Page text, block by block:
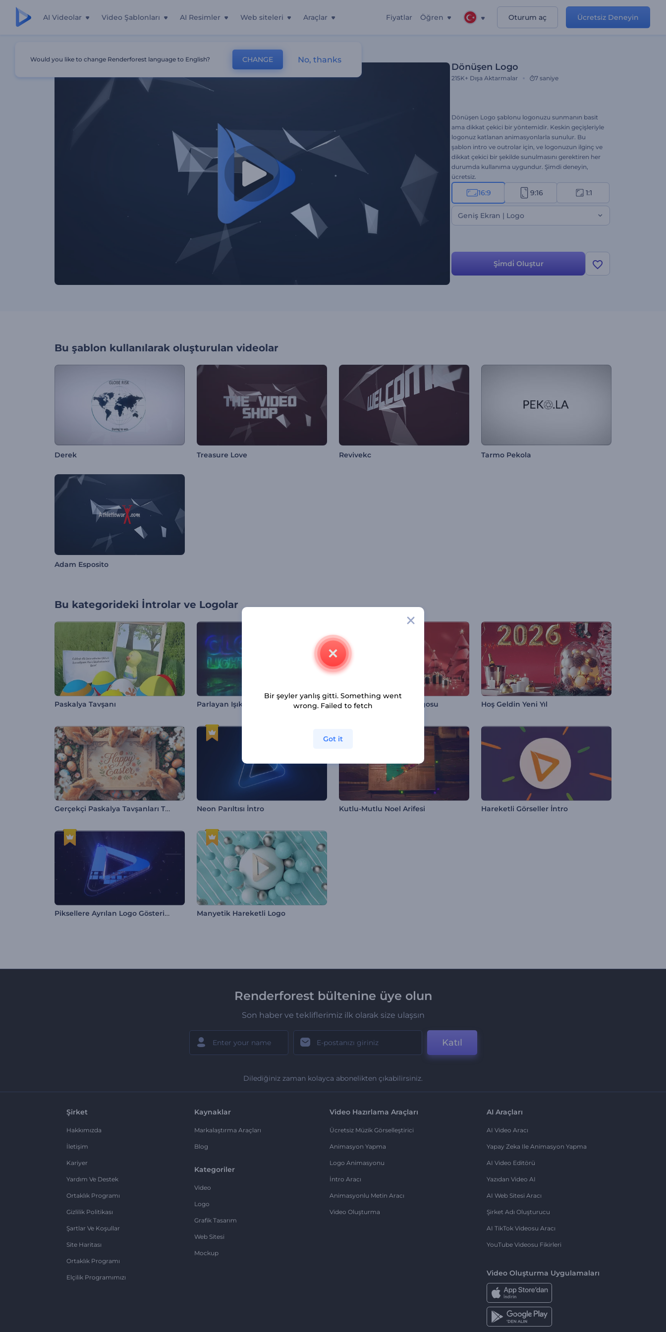
AI Videolar Video Şablonları AI Resimler Web siteleri Araçlar Fiyatlar Öğren Oturum aç Ücretsiz Deneyin
Dönüşen Logo
215K+ Dışa Aktarmalar 7 saniye
Dönüşen Logo şablonu logonuzu sunmanın basit
ama dikkat çekici bir yöntemidir. Keskin geçişleriyle
logonuz katlanan animasyonlarla sunulur. Bu
şablon intro ve outrolar için, ve logonuzun ilginç ve
dikkat çekici bir şekilde sunulmasını gerektiren her
durumda kullanıma uygundur. Şimdi deneyin,
ücretsiz.
16:9 9:16 1:1
Geniş Ekran | Logo
Şi̇mdi̇ Oluştur
Bu şablon kullanılarak oluşturulan videolar
Derek Treasure Love Revivekc Tarmo Pekola
Adam Esposito
Bu kategorideki İntrolar ve Logolar
Paskalya Tavşanı Parlayan Işıklar Giriş Videosu Yakut Kırmızısı Noel Logosu Hoş Geldin Yeni Yıl
Gerçekçi Paskalya Tavşanları Tanıtımı Neon Parıltısı İntro Kutlu-Mutlu Noel Arifesi Hareketli Görseller İntro
Piksellere Ayrılan Logo Gösterimi Manyetik Hareketli Logo
Renderforest bültenine üye olun
Son haber ve tekliflerimiz ilk olarak size ulaşsın
Katıl
Dilediğiniz zaman kolayca abonelikten çıkabilirsiniz.
Şirket
Hakkımızda
İletişim
Kariyer
Yardım Ve Destek
Ortaklık Programı
Gizlilik Politikası
Şartlar Ve Koşullar
Site Haritası
Ortaklık Programı
Elçilik Programımızı
Kaynaklar
Markalaştırma Araçları
Blog
Kategoriler
Video
Logo
Grafik Tasarım
Web Sitesi
Mockup
Video Hazırlama Araçları
Ücretsiz Müzik Görselleştirici
Animasyon Yapma
Logo Animasyonu
İntro Aracı
Animasyonlu Metin Aracı
Video Oluşturma
AI Araçları
AI Video Aracı
Yapay Zeka Ile Animasyon Yapma
AI Video Editörü
Yazıdan Video AI
AI Web Sitesi Aracı
Şirket Adı Oluşturucu
AI TikTok Videosu Aracı
YouTube Videosu Fikirleri
Video Oluşturma Uygulamaları
Would you like to change Renderforest language to English? CHANGE No, thanks
Bir şeyler yanlış gitti. Something went
wrong. Failed to fetch
Got it